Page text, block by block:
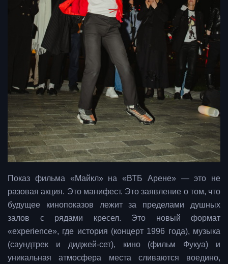
Показ фильма «Майкл» на «ВТБ Арене» — это не
разовая акция. Это манифест. Это заявление о том, что
будущее кинопоказов лежит за пределами душных
залов с рядами кресел. Это новый формат
«experience», где история (концерт 1996 года), музыка
(саундтрек и диджей-сет), кино (фильм Фукуа) и
уникальная атмосфера места сливаются воедино,